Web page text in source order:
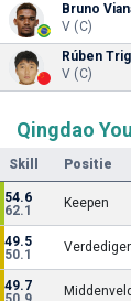
Bruno
V (C)
Rúben
V (C)
Qingdao
Skill Positie
54.6
62.1
Keepen
49.5
50.1
49.7
Middenveld